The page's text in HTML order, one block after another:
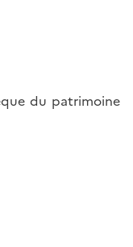
du patrimoine